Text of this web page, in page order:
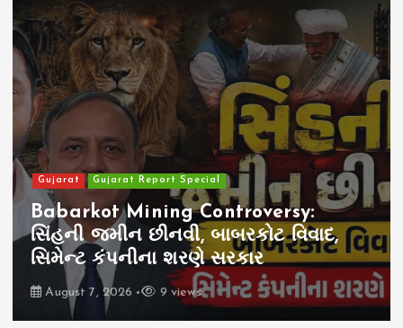
Gujarat Gujarat Report Special
Babarkot Mining Controversy:
સિંહની જમીન છીનવી, બાબરકોટ વિવાદ,
સિમેન્ટ કંપનીના શરણે સરકાર
August 7, 2026 9 views